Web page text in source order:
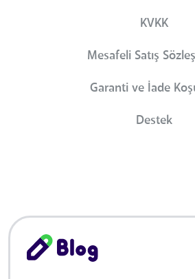
KVKK
Mesafeli Satış
Garanti ve İade
Destek